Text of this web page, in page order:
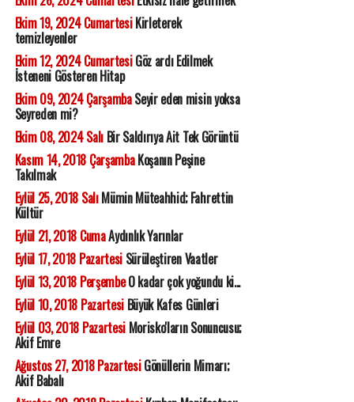
Ekim 19, 2024 CumartesiKirleterek
temizleyenler
Ekim 12, 2024 CumartesiGöz ardı Edilmek
İsteneni Gösteren Hitap
Ekim 09, 2024 ÇarşambaSeyir eden misin yoksa
Seyreden mi?
Ekim 08, 2024 SalıBir Saldırıya Ait Tek Görüntü
Kasım 14, 2018 ÇarşambaKoşanın Peşine
Takılmak
Eylül 25, 2018 SalıMümin Müteahhid; Fahrettin
Kültür
Eylül 21, 2018 CumaAydınlık Yarınlar
Eylül 17, 2018 PazartesiSürüleştiren Vaatler
Eylül 13, 2018 PerşembeO kadar çok yoğundu ki...
Eylül 10, 2018 PazartesiBüyük Kafes Günleri
Eylül 03, 2018 PazartesiMorisko'ların Sonuncusu;
Akif Emre
Ağustos 27, 2018 PazartesiGönüllerin Mimarı;
Akif Babalı